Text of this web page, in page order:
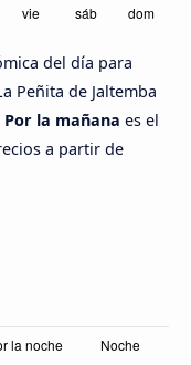
del día para
Peñita de Jaltemba
Por la mañana es el
a partir de